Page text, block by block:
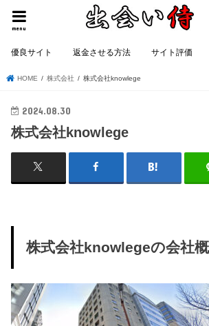
menu
優良サイト 返金させる方法 サイト評価
HOME 株式会社 株式会社knowlege
2024.08.30
株式会社knowlege
株式会社knowlegeの会社